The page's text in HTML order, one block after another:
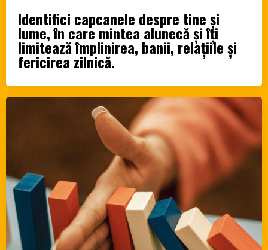
Identifici capcanele despre tine și
lume, în care mintea alunecă și îți
limitează împlinirea, banii, relațiile și
fericirea zilnică.